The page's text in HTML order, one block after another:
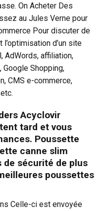
On Acheter Des
au Jules Verne pour
Pour discuter de
d’un site
AdWords, affiliation,
Google Shopping,
CMS e-commerce,
Acyclovir
tard et vous
Poussette
canne slim
sécurité de plus
poussettes
Celle-ci est envoyée